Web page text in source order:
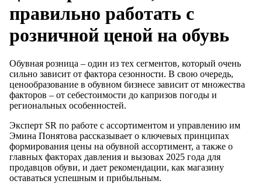
правильно работать с
розничной ценой на обувь
Обувная розница – один из тех сегментов, который очень
сильно зависит от фактора сезонности. В свою очередь,
ценообразование в обувном бизнесе зависит от множества
факторов – от себестоимости до капризов погоды и
региональных особенностей.
Эксперт SR по работе с ассортиментом и управлению им
Эмина Понятова рассказывает о ключевых принципах
формирования цены на обувной ассортимент, а также о
главных факторах давления и вызовах 2025 года для
продавцов обуви, и дает рекомендации, как магазину
оставаться успешным и прибыльным.